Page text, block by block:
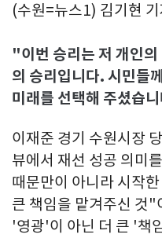
(수원=뉴스1) 김기현
"이번 승리는 저 개인
의 승리입니다. 시민들
미래를 선택해 주셨습
이재준 경기 수원시장
뷰에서 재선 성공 의미
때문만이 아니라 시작
큰 책임을 맡겨주신 것"
'영광'이 아닌 더 큰 '책